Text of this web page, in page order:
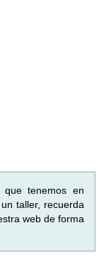
que tenemos en
taller, recuerda
web de forma